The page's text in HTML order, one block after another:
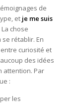
de
et je me suis
La chose
rétablir. En
curiosité et
des idées
attention. Par
:
les